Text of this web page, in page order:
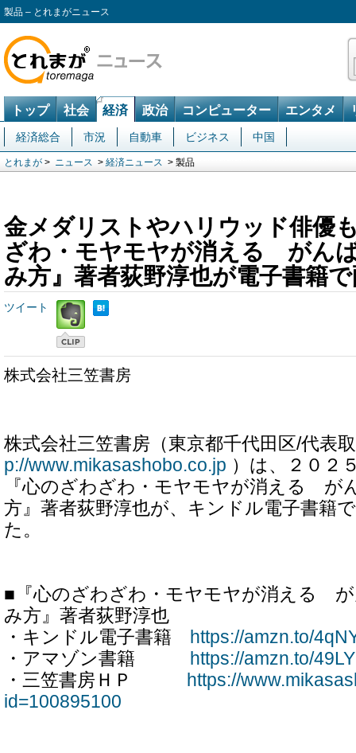
製品 – とれまがニュース
トップ 社会 経済 政治 コンピューター エンタメ
経済総合 市況 自動車 ビジネス 中国
とれまが > ニュース > 経済ニュース > 製品
金メダリストやハリウッド俳優
ざわ・モヤモヤが消える がん
み方』著者荻野淳也が電子書籍
ツイート
株式会社三笠書房
株式会社三笠書房（東京都千代田区/代表
p://www.mikasashobo.co.jp ）は、２０２
『心のざわざわ・モヤモヤが消える が
方』著者荻野淳也が、キンドル電子書籍
た。
■『心のざわざわ・モヤモヤが消える
み方』著者荻野淳也
・キンドル電子書籍
https://amzn.to/
・アマゾン書籍
https://amzn.to/
・三笠書房ＨＰ
https://
id=100895100